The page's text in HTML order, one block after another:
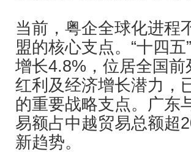
当前，粤企全球化进程
盟的核心支点。“十四
增长4.8%，位居全国
红利及经济增长潜力，
的重要战略支点。广东
易额占中越贸易总额超
新趋势。